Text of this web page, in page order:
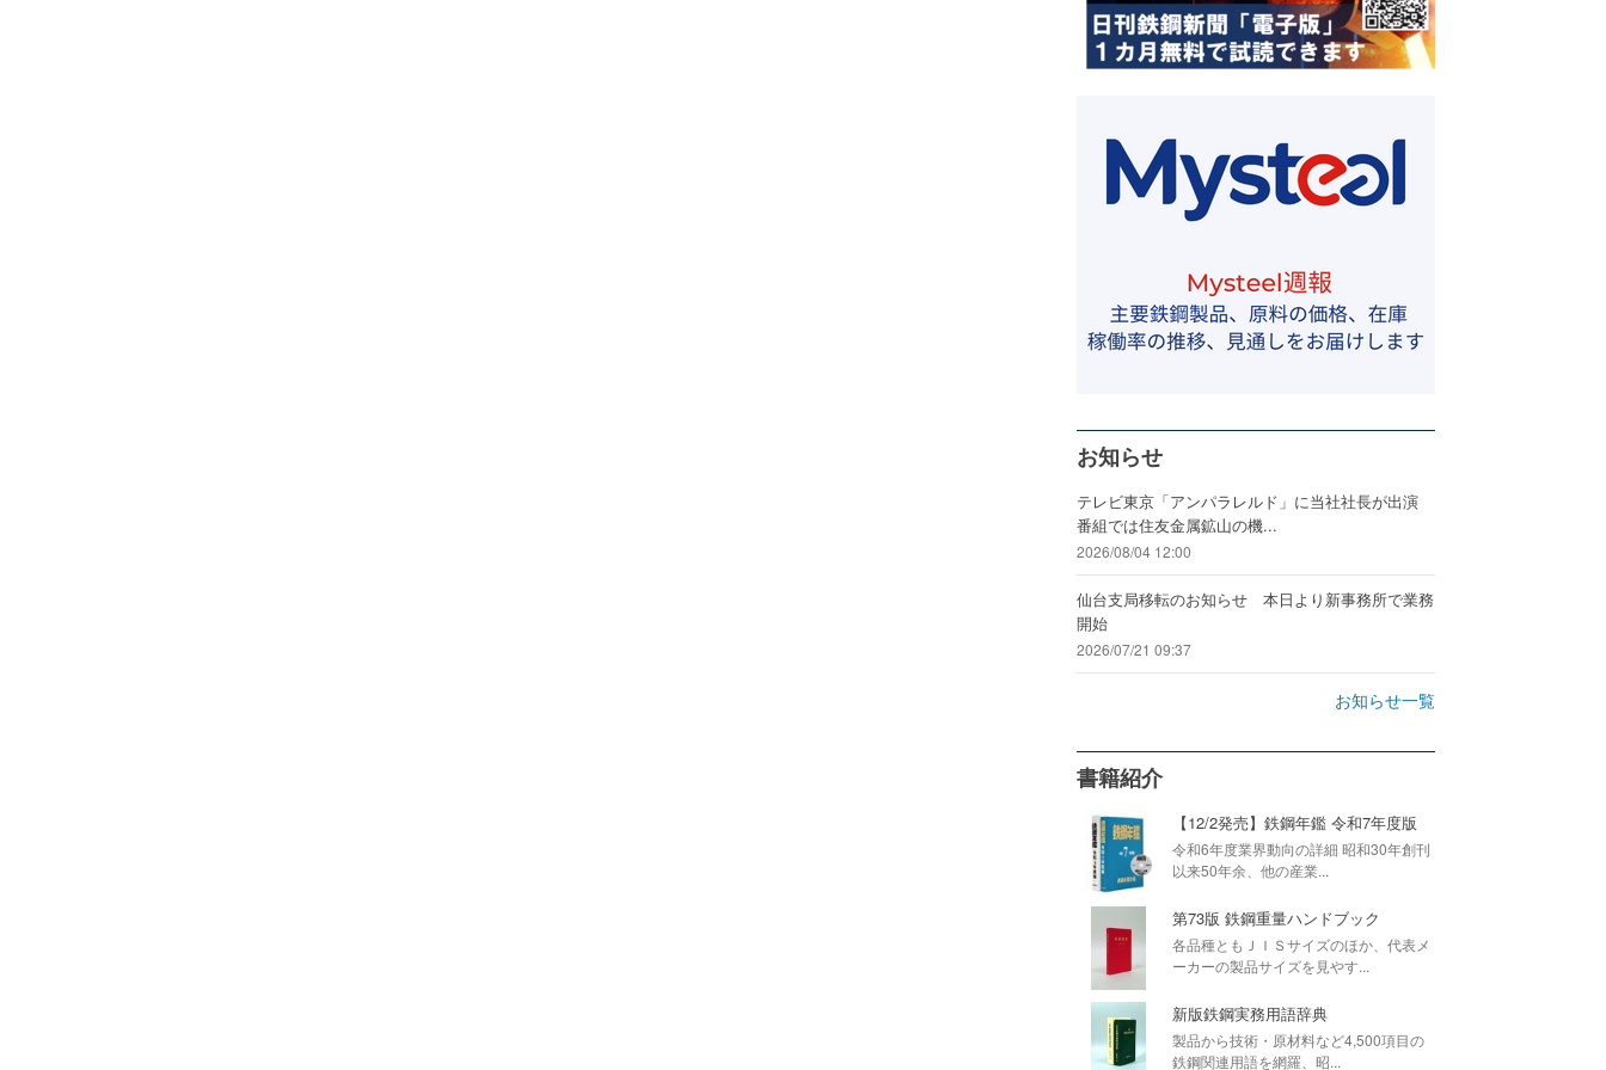
お知らせ
テレビ東京「アンパラレルド」に当社社長が出演
番組では住友金属鉱山の機...
2026/08/04 12:00
仙台支局移転のお知らせ 本日より新事務所で業務
開始
2026/07/21 09:37
お知らせ一覧
書籍紹介
【12/2発売】鉄鋼年鑑 令和7年度版
令和6年度業界動向の詳細 昭和30年創刊
以来50年余、他の産業...
第73版 鉄鋼重量ハンドブック
各品種ともＪＩＳサイズのほか、代表メ
ーカーの製品サイズを見やす...
新版鉄鋼実務用語辞典
製品から技術・原材料など4,500項目の
鉄鋼関連用語を網羅、昭...